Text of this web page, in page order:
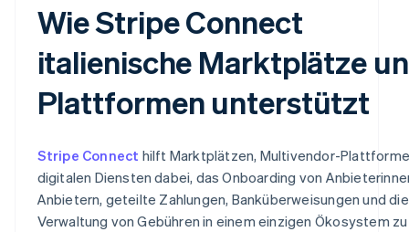
Wie Stripe Connect
italienische Marktplätze
Plattformen unterstützt
Stripe Connect hilft Marktplätzen, Multivendor-
digitalen Diensten dabei, das Onboarding von
Anbietern, geteilte Zahlungen, Banküberweisungen und die
Verwaltung von Gebühren in einem einzigen Ökosystem zu